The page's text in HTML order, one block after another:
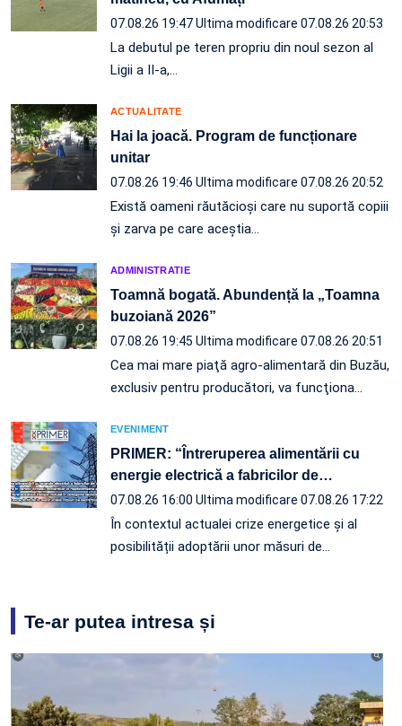
07.08.26 19:47Ultima modificare 07.08.26 20:53
La debutul pe teren propriu din noul sezon al
Ligii a II-a,…
ACTUALITATE
Hai la joacă. Program de funcționare
unitar
07.08.26 19:46 Ultima modificare 07.08.26 20:52
Există oameni răutăcioși care nu suportă copiii
și zarva pe care aceștia…
ADMINISTRATIE
Toamnă bogată. Abundență la „Toamna
buzoiană 2026”
07.08.26 19:45 Ultima modificare 07.08.26 20:51
Cea mai mare piaţă agro-alimentară din Buzău,
exclusiv pentru producători, va funcţiona…
EVENIMENT
PRIMER: “Întreruperea alimentării cu
energie electrică a fabricilor de…
07.08.26 16:00 Ultima modificare 07.08.26 17:22
În contextul actualei crize energetice și al
posibilității adoptării unor măsuri de…
Te-ar putea intresa și